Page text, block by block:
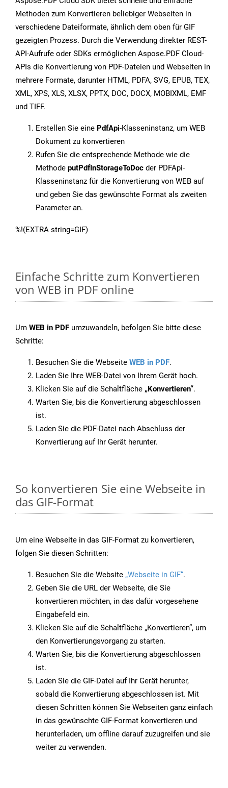
Methoden zum Konvertieren beliebiger Webseiten in
verschiedene Dateiformate, ähnlich dem oben für GIF
gezeigten Prozess. Durch die Verwendung direkter REST-
API-Aufrufe oder SDKs ermöglichen Aspose.PDF Cloud-
APIs die Konvertierung von PDF-Dateien und Webseiten in
mehrere Formate, darunter HTML, PDFA, SVG, EPUB, TEX,
XML, XPS, XLS, XLSX, PPTX, DOC, DOCX, MOBIXML, EMF
und TIFF.
Erstellen Sie eine PdfApi-Klasseninstanz, um WEB
Dokument zu konvertieren
Rufen Sie die entsprechende Methode wie die
Methode putPdfInStorageToDoc der PDFApi-
Klasseninstanz für die Konvertierung von WEB auf
und geben Sie das gewünschte Format als zweiten
Parameter an.
%!(EXTRA string=GIF)
Einfache Schritte zum Konvertieren
von WEB in PDF online
Um WEB in PDF umzuwandeln, befolgen Sie bitte diese
Schritte:
Besuchen Sie die Webseite WEB in PDF.
Laden Sie Ihre WEB-Datei von Ihrem Gerät hoch.
Klicken Sie auf die Schaltfläche „Konvertieren“.
Warten Sie, bis die Konvertierung abgeschlossen
ist.
Laden Sie die PDF-Datei nach Abschluss der
Konvertierung auf Ihr Gerät herunter.
So konvertieren Sie eine Webseite in
das GIF-Format
Um eine Webseite in das GIF-Format zu konvertieren,
folgen Sie diesen Schritten:
Besuchen Sie die Website „Webseite in GIF“.
Geben Sie die URL der Webseite, die Sie
konvertieren möchten, in das dafür vorgesehene
Eingabefeld ein.
Klicken Sie auf die Schaltfläche „Konvertieren“, um
den Konvertierungsvorgang zu starten.
Warten Sie, bis die Konvertierung abgeschlossen
ist.
Laden Sie die GIF-Datei auf Ihr Gerät herunter,
sobald die Konvertierung abgeschlossen ist. Mit
diesen Schritten können Sie Webseiten ganz einfach
in das gewünschte GIF-Format konvertieren und
herunterladen, um offline darauf zuzugreifen und sie
weiter zu verwenden.